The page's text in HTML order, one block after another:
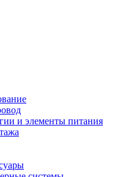
и элементы питания